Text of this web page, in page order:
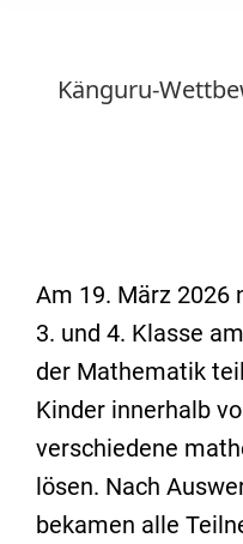
Känguru-
Am 19. März 2026
3. und 4. Klasse
der Mathematik
Kinder innerhalb
verschiedene
lösen. Nach
bekamen alle